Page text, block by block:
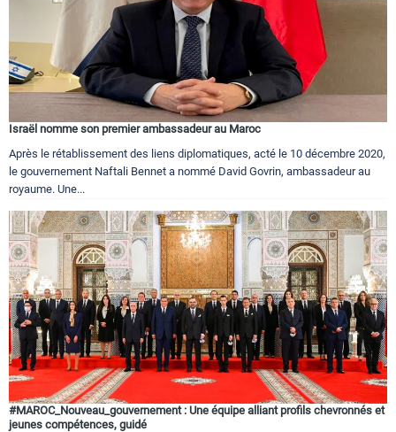
Israël nomme son premier ambassadeur au Maroc
Après le rétablissement des liens diplomatiques, acté le 10 décembre 2020,
le gouvernement Naftali Bennet a nommé David Govrin, ambassadeur au
royaume. Une...
#MAROC_Nouveau_gouvernement : Une équipe alliant profils chevronnés et
jeunes compétences, guidé